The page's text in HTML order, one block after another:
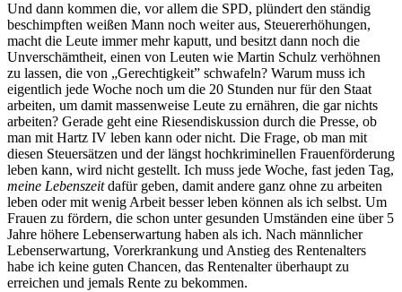
Und dann kommen die, vor allem die SPD, plündert den ständig
beschimpften weißen Mann noch weiter aus, Steuererhöhungen,
macht die Leute immer mehr kaputt, und besitzt dann noch die
Unverschämtheit, einen von Leuten wie Martin Schulz verhöhnen
zu lassen, die von „Gerechtigkeit” schwafeln? Warum muss ich
eigentlich jede Woche noch um die 20 Stunden nur für den Staat
arbeiten, um damit massenweise Leute zu ernähren, die gar nichts
arbeiten? Gerade geht eine Riesendiskussion durch die Presse, ob
man mit Hartz IV leben kann oder nicht. Die Frage, ob man mit
diesen Steuersätzen und der längst hochkriminellen Frauenförderung
leben kann, wird nicht gestellt. Ich muss jede Woche, fast jeden Tag,
meine Lebenszeitdafür geben, damit andere ganz ohne zu arbeiten
leben oder mit wenig Arbeit besser leben können als ich selbst. Um
Frauen zu fördern, die schon unter gesunden Umständen eine über 5
Jahre höhere Lebenserwartung haben als ich. Nach männlicher
Lebenserwartung, Vorerkrankung und Anstieg des Rentenalters
habe ich keine guten Chancen, das Rentenalter überhaupt zu
erreichen und jemals Rente zu bekommen.